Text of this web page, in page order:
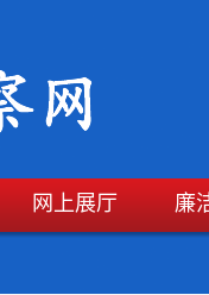
网上展厅 廉